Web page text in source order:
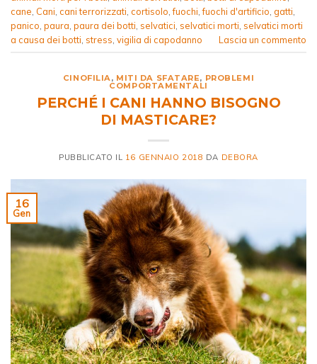
cane Cani cani terrorizzati cortisolo ,fuochi ,fuochi d'artificio gatti
panico paura paura dei botti selvatici selvatici morti selvatici morti
a causa dei botti stress vigilia di capodanno Lascia un commento
CINOFILIA, MITI DA SFATARE, PROBLEMI
COMPORTAMENTALI
PERCHÉ I CANI HANNO BISOGNO
DI MASTICARE?
PUBBLICATO IL 16 GENNAIO 2018 DA DEBORA
16
Gen